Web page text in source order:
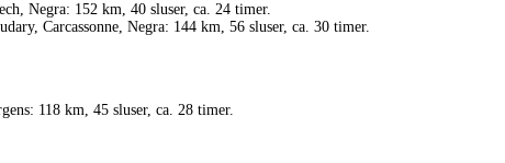
Negra: 152 km, 40 sluser, ca. 24 timer.
Carcassonne, Negra: 144 km, 56 sluser, ca. 30 timer.
118 km, 45 sluser, ca. 28 timer.